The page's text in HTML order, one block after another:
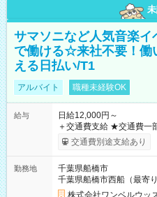
サマソニなど人気音楽
で働ける☆来社不要！働
える日払い/T1
アルバイト 職種未経験OK
給与
日給12,000円～
＋交通費支給 ★交通費一部支給 ┗1日500円を超えた分は全額支
給！ ※往復500円以内の方は自
（規定あり） ┗働いたそ
なし
交通費別途支給あり
勤務地
千葉県船橋市
千葉県船橋市西船（最寄
株式会社ワンベルウッ